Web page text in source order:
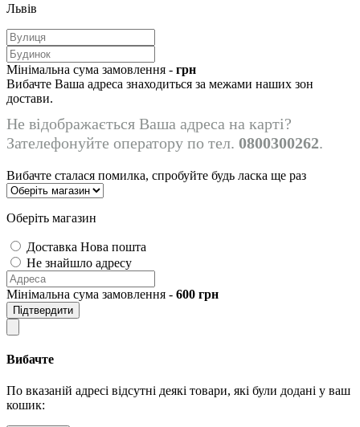
Львів
Мінімальна сума замовлення - грн
Вибачте Ваша адреса знаходиться за межами наших зон
достави.
Не відображається Ваша адреса на карті?
Зателефонуйте оператору по тел. 0800300262.
Вибачте сталася помилка, спробуйте будь ласка ще раз
Оберіть магазин
Доставка Нова пошта
Не знайшло адресу
Мінімальна сума замовлення - 600 грн
Підтвердити
Вибачте
По вказаній адресі відсутні деякі товари, які були додані у ваш
кошик: